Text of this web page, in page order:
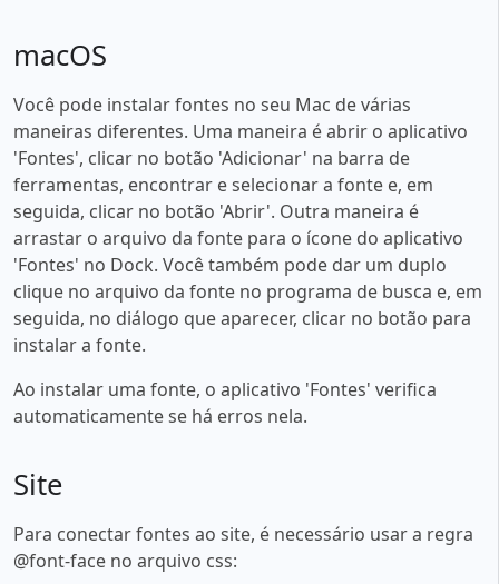
macOS
Você pode instalar fontes no seu Mac de várias
maneiras diferentes. Uma maneira é abrir o aplicativo
'Fontes', clicar no botão 'Adicionar' na barra de
ferramentas, encontrar e selecionar a fonte e, em
seguida, clicar no botão 'Abrir'. Outra maneira é
arrastar o arquivo da fonte para o ícone do aplicativo
'Fontes' no Dock. Você também pode dar um duplo
clique no arquivo da fonte no programa de busca e, em
seguida, no diálogo que aparecer, clicar no botão para
instalar a fonte.
Ao instalar uma fonte, o aplicativo 'Fontes' verifica
automaticamente se há erros nela.
Site
Para conectar fontes ao site, é necessário usar a regra
@font-face no arquivo css: